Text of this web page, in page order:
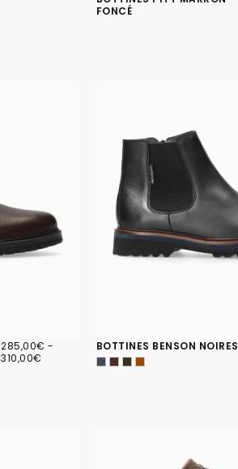
FONCÉ
285,00€
PRIX
MINIMUM
285,00€ -
MAXIMUM
310,00€
BOTTINES BENSON NOIRES